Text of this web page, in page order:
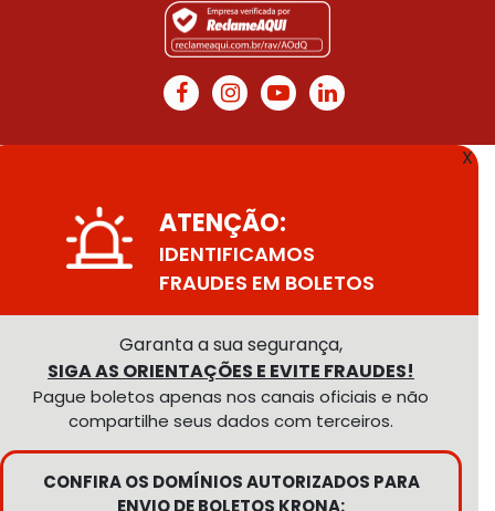
X
ATENÇÃO:
IDENTIFICAMOS
FRAUDES EM BOLETOS
Garanta a sua segurança,
SIGA AS ORIENTAÇÕES E EVITE FRAUDES!
Pague boletos apenas nos canais oficiais e não
compartilhe seus dados com terceiros.
CONFIRA OS DOMÍNIOS AUTORIZADOS PARA
ENVIO DE BOLETOS KRONA: